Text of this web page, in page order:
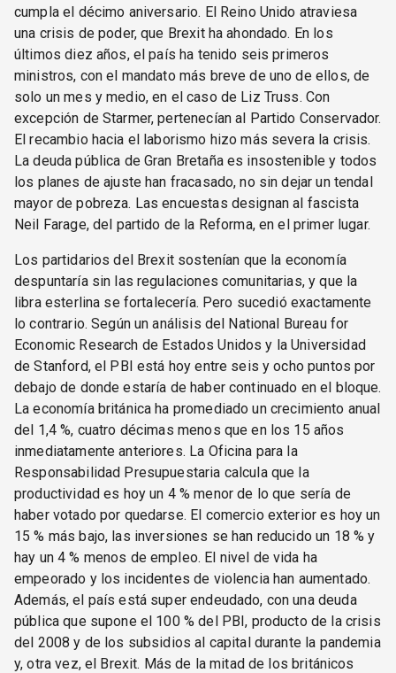
cumpla el décimo aniversario. El Reino Unido atraviesa
una crisis de poder, que Brexit ha ahondado. En los
últimos diez años, el país ha tenido seis primeros
ministros, con el mandato más breve de uno de ellos, de
solo un mes y medio, en el caso de Liz Truss. Con
excepción de Starmer, pertenecían al Partido Conservador.
El recambio hacia el laborismo hizo más severa la crisis.
La deuda pública de Gran Bretaña es insostenible y todos
los planes de ajuste han fracasado, no sin dejar un tendal
mayor de pobreza. Las encuestas designan al fascista
Neil Farage, del partido de la Reforma, en el primer lugar.
Los partidarios del Brexit sostenían que la economía
despuntaría sin las regulaciones comunitarias, y que la
libra esterlina se fortalecería. Pero sucedió exactamente
lo contrario. Según un análisis del National Bureau for
Economic Research de Estados Unidos y la Universidad
de Stanford, el PBI está hoy entre seis y ocho puntos por
debajo de donde estaría de haber continuado en el bloque.
La economía británica ha promediado un crecimiento anual
del 1,4 %, cuatro décimas menos que en los 15 años
inmediatamente anteriores. La Oficina para la
Responsabilidad Presupuestaria calcula que la
productividad es hoy un 4 % menor de lo que sería de
haber votado por quedarse. El comercio exterior es hoy un
15 % más bajo, las inversiones se han reducido un 18 % y
hay un 4 % menos de empleo. El nivel de vida ha
empeorado y los incidentes de violencia han aumentado.
Además, el país está super endeudado, con una deuda
pública que supone el 100 % del PBI, producto de la crisis
del 2008 y de los subsidios al capital durante la pandemia
y, otra vez, el Brexit. Más de la mitad de los británicos